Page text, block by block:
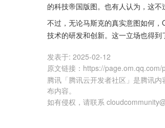
的科技帝国版图。也有人认为，这
不过，无论马斯克的真实意图如何
技术的研发和创新。这一立场也得到
发表于: 2025-02-12
原文链接 ： https://page.om.qq.com/
腾讯「腾讯云开发者社区」是腾讯
布内容。
如有侵权，请联系